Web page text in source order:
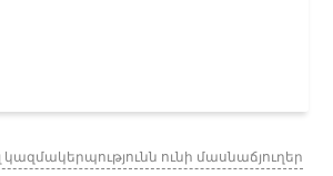
կազմակերպությունն ունի մասնաճյուղեր